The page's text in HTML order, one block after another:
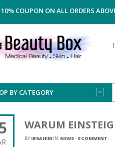
10% COUPON ON ALL ORDERS
BY CATEGORY
WARUM
BY IBRAHIM IN: NEWS- 0 COMMENT